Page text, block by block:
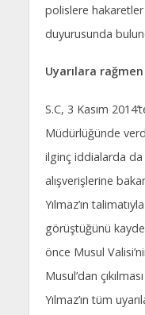
polislere hakaretler
duyurusunda
Uyarılara rağmen
S.C, 3 Kasım
Müdürlüğünde
ilginç iddialarda
alışverişlerine
Yılmaz’ın
görüştüğünü
önce Musul
Musul’dan
Yılmaz’ın tüm